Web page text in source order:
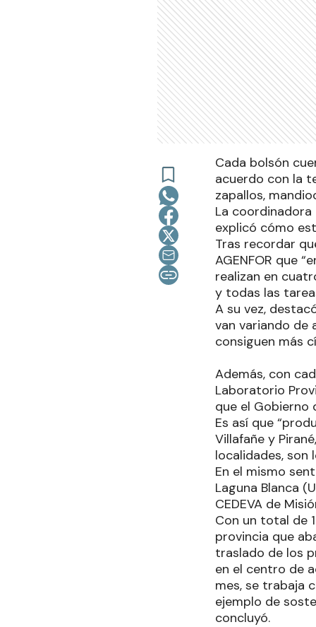
Cada bolsón
acuerdo con la
zapallos,
La coordinadora
explicó cómo
Tras recordar
AGENFOR que
realizan en
y todas las
A su vez,
van variando de
consiguen más
Además, con
Laboratorio
que el Gobierno
Es así que
Villafañe y
localidades, son
En el mismo
Laguna Blanca
CEDEVA de
Con un total de
provincia que
traslado de los
en el centro de
mes, se trabaja
ejemplo de
concluyó.